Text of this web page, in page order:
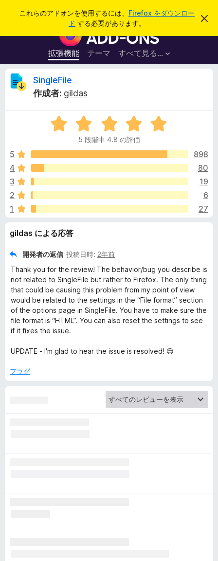
これらのアドオンを使用するには、 Firefox をダウンロー
ド する必要があります。
こ
を
F
i
r
e
ラ
ウ
ザ
ー
ド
オ
ン
拡張機能 テーマ すべて見る...
ログイン
S
g
l
e
F
i
l
e
の
レ
SingleFile
作成者: gildas
5
段
中
.
の
価
5 段階中 4.8 の評価
5
898
4
80
3
19
2
6
1
27
gildas による応答
開発者の返信 投稿日時: 2年前
Thank you for the review! The behavior/bug you describe is
not related to SingleFile but rather to Firefox. The only thing
that could be causing this problem from my point of view
would be related to the settings in the “File format” section
of the options page in SingleFile. You have to make sure the
file format is “HTML”. You can also reset the settings to see
if it fixes the issue.
UPDATE - I'm glad to hear the issue is resolved! 😊
フラグ